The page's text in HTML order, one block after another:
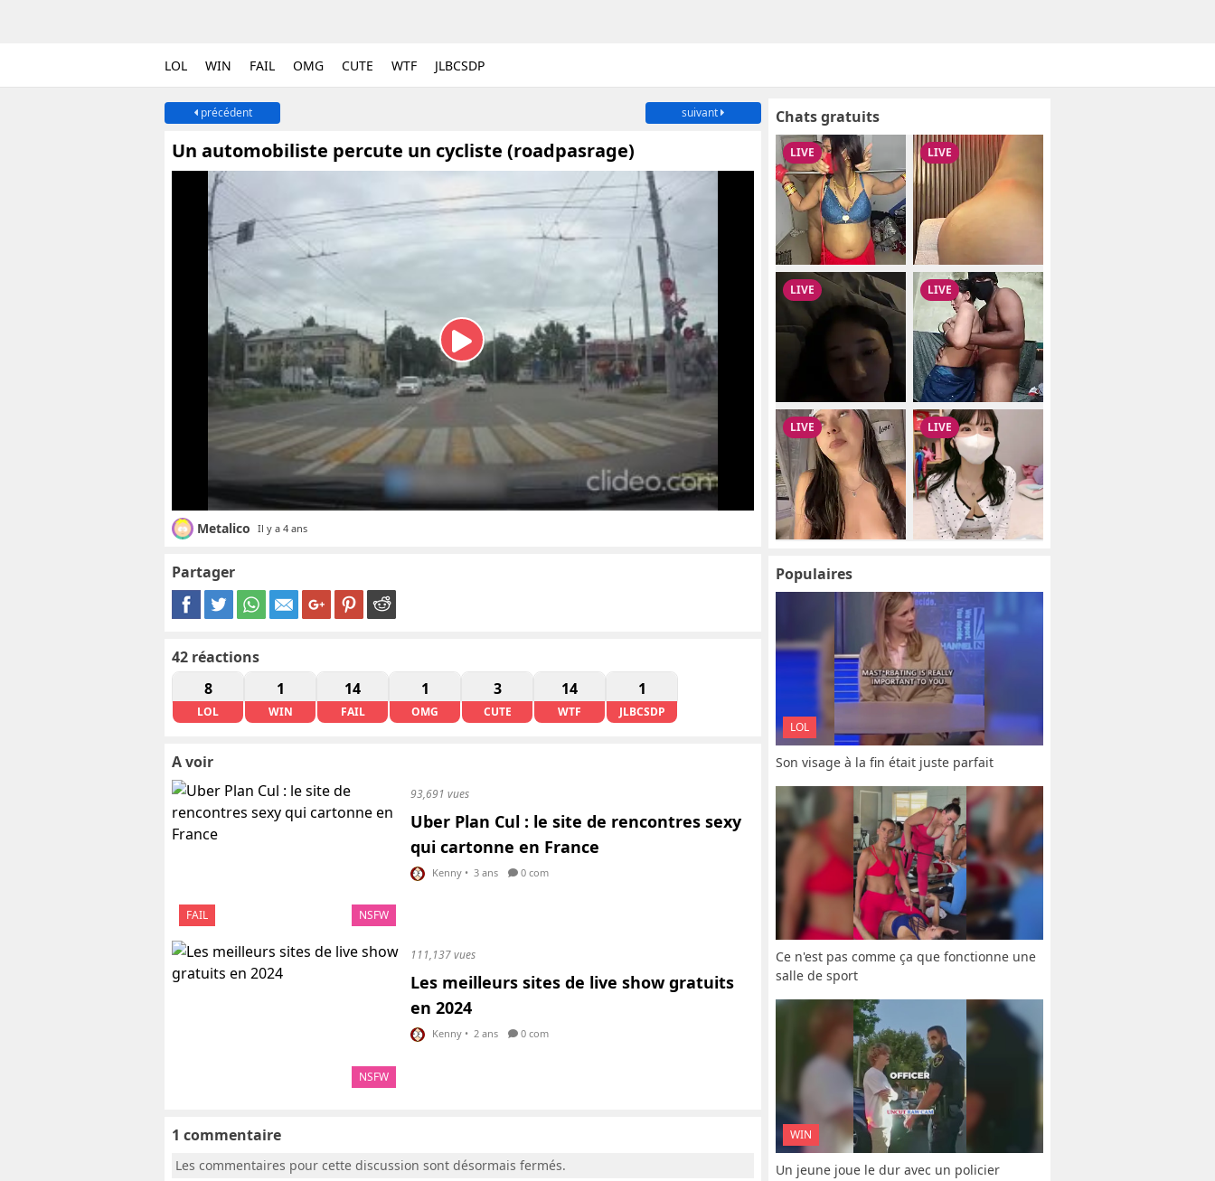
LOL WIN FAIL OMG CUTE WTF JLBCSDP
précédent suivant
Un automobiliste percute un cycliste (roadpasrage)
Metalico Il y a 4 ans
Partager
42 réactions
8
LOL
1
WIN
14
FAIL
1
OMG
3
CUTE
14
WTF
1
JLBCSDP
A voir
FAIL NSFW
93,691 vues
Uber Plan Cul : le site de rencontres sexy
qui cartonne en France
Kenny • 3 ans 0 com
NSFW
111,137 vues
Les meilleurs sites de live show gratuits
en 2024
Kenny • 2 ans 0 com
1 commentaire
Les commentaires pour cette discussion sont désormais fermés.
Chats gratuits
Populaires
LOL
Son visage à la fin était juste parfait
Ce n'est pas comme ça que fonctionne une
salle de sport
WIN
Un jeune joue le dur avec un policier